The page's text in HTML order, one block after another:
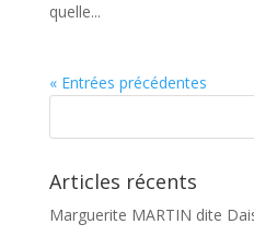
quelle...
« Entrées précédentes
Articles récents
Marguerite MARTIN dite